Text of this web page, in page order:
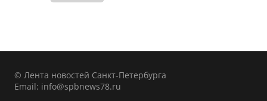
© Лента новостей Санкт-Петербурга
Email: info@spbnews78.ru